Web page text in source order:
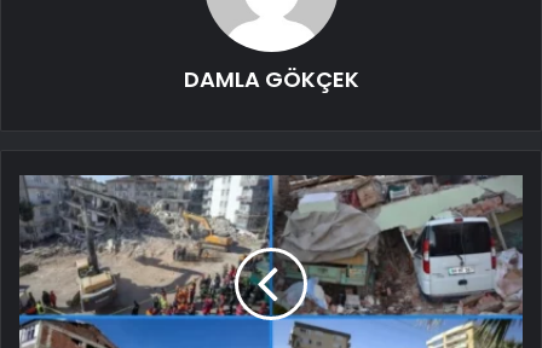
DAMLA GÖKÇEK